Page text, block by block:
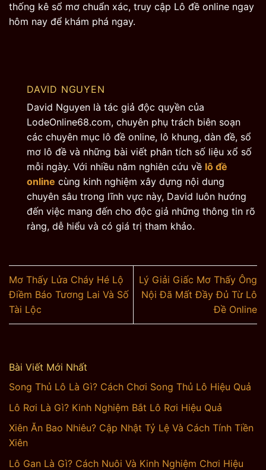
thống kê sổ mơ chuẩn xác, truy cập Lô đề online ngay
hôm nay để khám phá ngay.
DAVID NGUYEN
David Nguyen là tác giả độc quyền của
LodeOnline68.com, chuyên phụ trách biên soạn
các chuyên mục lô đề online, lô khung, dàn đề, sổ
mơ lô đề và những bài viết phân tích số liệu xổ số
mỗi ngày. Với nhiều năm nghiên cứu về lô đề
online cùng kinh nghiệm xây dựng nội dung
chuyên sâu trong lĩnh vực này, David luôn hướng
đến việc mang đến cho độc giả những thông tin rõ
ràng, dễ hiểu và có giá trị tham khảo.
Mơ Thấy Lửa Cháy Hé Lộ
Điềm Báo Tương Lai Và Số
Tài Lộc
Lý Giải Giấc Mơ Thấy Ông
Nội Đã Mất Đầy Đủ Từ Lô
Đề Online
Bài Viết Mới Nhất
Song Thủ Lô Là Gì? Cách Chơi Song Thủ Lô Hiệu Quả
Lô Rơi Là Gì? Kinh Nghiệm Bắt Lô Rơi Hiệu Quả
Xiên Ăn Bao Nhiêu? Cập Nhật Tỷ Lệ Và Cách Tính Tiền
Xiên
Lô Gan Là Gì? Cách Nuôi Và Kinh Nghiệm Chơi Hiệu